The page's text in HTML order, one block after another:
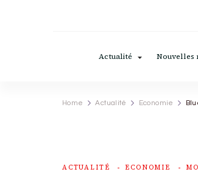
Actualité Nouvelles
Home Actualité Economie
ACTUALITÉ ECONOMIE